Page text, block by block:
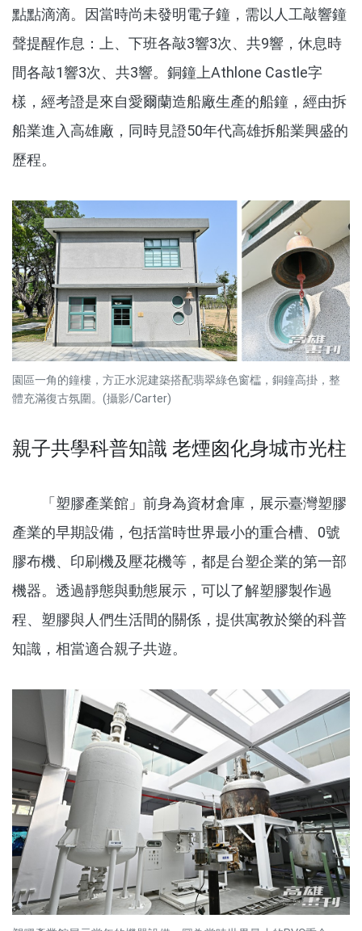
點點滴滴。因當時尚未發明電子鐘，需以人工敲響鐘
聲提醒作息：上、下班各敲3響3次、共9響，休息時
間各敲1響3次、共3響。銅鐘上Athlone Castle字
樣，經考證是來自愛爾蘭造船廠生產的船鐘，經由拆
船業進入高雄廠，同時見證50年代高雄拆船業興盛的
歷程。
園區一角的鐘樓，方正水泥建築搭配翡翠綠色窗櫺，銅鐘高掛，整
體充滿復古氛圍。(攝影/Carter)
親子共學科普知識 老煙囪化身城市光柱
「塑膠產業館」前身為資材倉庫，展示臺灣塑膠
產業的早期設備，包括當時世界最小的重合槽、0號
膠布機、印刷機及壓花機等，都是台塑企業的第一部
機器。透過靜態與動態展示，可以了解塑膠製作過
程、塑膠與人們生活間的關係，提供寓教於樂的科普
知識，相當適合親子共遊。